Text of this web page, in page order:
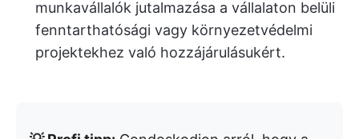
munkavállalók jutalmazása a vállalaton belüli
fenntarthatósági vagy környezetvédelmi
projektekhez való hozzájárulásukért.